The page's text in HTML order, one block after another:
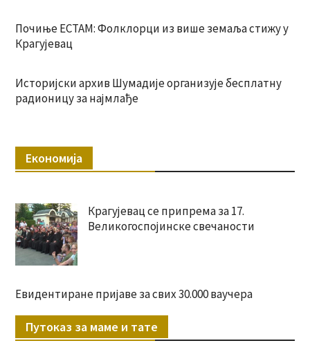
Почиње ЕСТАМ: Фолклорци из више земаља стижу у
Крагујевац
Историјски архив Шумадије организује бесплатну
радионицу за најмлађе
Економија
Крагујевац се припрема за 17.
Великогоспојинске свечаности
Евидентиране пријаве за свих 30.000 ваучера
Путоказ за маме и тате